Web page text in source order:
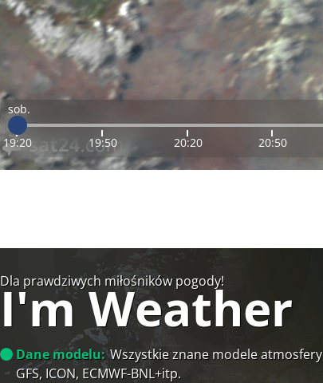
sob.
19:20 19:50 20:20 20:50
Dla prawdziwych miłośników pogody!
I'm Weather
Dane modelu: Wszystkie znane modele
GFS, ICON, ECMWF-BNL+itp.